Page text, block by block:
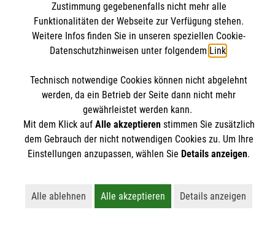
Datenschutz
Malteser Jugend
Malteser International
Sharepoint
Spendenkonto
Empfänger: Malteser Hilfsdienst e.V.
IBAN: DE103 7060 120 120 120 0001 2
BIC: GENODED 1PA7
Soziale Netzwerke
Der Malteser Hilfsdienst e.V. ist als eingetragene
gemeinnützige Organisation von der Körperschaft- und
Zustimmung gegebenenfalls nicht mehr alle
Funktionalitäten der Webseite zur Verfügung stehen.
Weitere Infos finden Sie in unseren speziellen Cookie-
Datenschutzhinweisen unter folgendem Link.
Technisch notwendige Cookies können nicht abgelehnt
werden, da ein Betrieb der Seite dann nicht mehr
gewährleistet werden kann.
Mit dem Klick auf Alle akzeptierenstimmen Sie zusätzlich
dem Gebrauch der nicht notwendigen Cookies zu. Um Ihre
Einstellungen anzupassen, wählen Sie Details anzeigen.
Alle ablehnen
Lehnt alle nicht-essentiellen Cookies ab
Alle akzeptieren
Akzeptiert alle Cookies
Details anzeigen